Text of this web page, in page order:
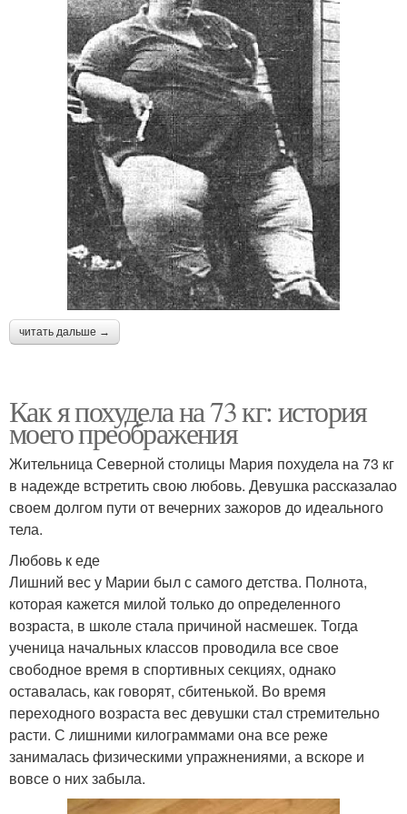
читать дальше →
Как я похудела на 73 кг: история
моего преображения
Жительница Северной столицы Мария похудела на 73 кг
в надежде встретить свою любовь. Девушка рассказалао
своем долгом пути от вечерних зажоров до идеального
тела.
Любовь к еде
Лишний вес у Марии был с самого детства. Полнота,
которая кажется милой только до определенного
возраста, в школе стала причиной насмешек. Тогда
ученица начальных классов проводила все свое
свободное время в спортивных секциях, однако
оставалась, как говорят, сбитенькой. Во время
переходного возраста вес девушки стал стремительно
расти. С лишними килограммами она все реже
занималась физическими упражнениями, а вскоре и
вовсе о них забыла.